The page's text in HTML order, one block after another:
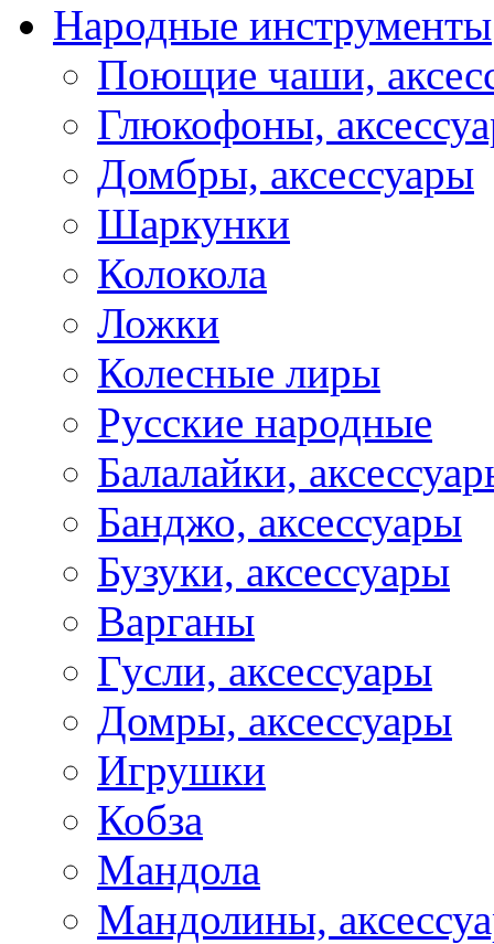
Народные инструменты
Поющие чаши,
Глюкофоны,
Домбры, аксессуары
Шаркунки
Колокола
Ложки
Колесные лиры
Русские народные
Балалайки,
Банджо, аксессуары
Бузуки, аксессуары
Варганы
Гусли, аксессуары
Домры, аксессуары
Игрушки
Кобза
Мандола
Мандолины,